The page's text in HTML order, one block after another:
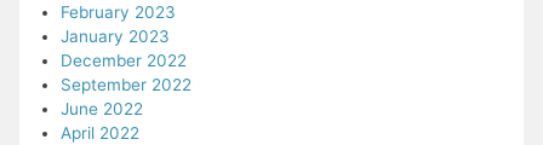
February 2023
January 2023
December 2022
September 2022
June 2022
April 2022